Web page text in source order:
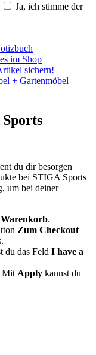
Ja, ich stimme der
du dir besorgen
bei STIGA Sports
um bei deiner
.
Zum Checkout
du das Feld I have a
MitApply kannst du